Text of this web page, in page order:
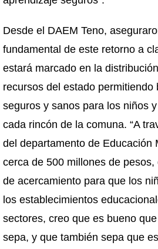
Desde el DAEM Teno,
fundamental de este retorno a
estará marcado en la
recursos del estado permitiendo
seguros y sanos para los niños
cada rincón de la comuna. “A
del departamento de Educación
cerca de 500 millones de
de acercamiento para que los
los establecimientos
sectores, creo que es bueno
sepa, y que también sepa que